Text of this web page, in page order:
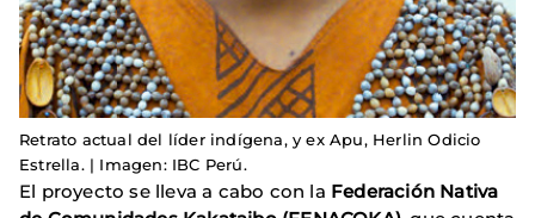
Retrato actual del líder indígena, y ex Apu, Herlin Odicio
Estrella. | Imagen: IBC Perú.
El proyecto se lleva a cabo con la Federación Nativa